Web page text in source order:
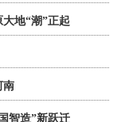
地“潮”正起
南
智造”新跃迁